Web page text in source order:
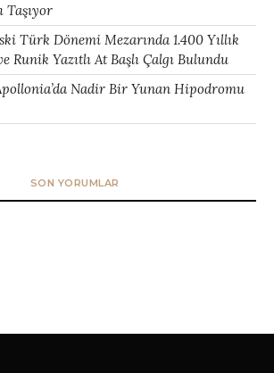
Taşıyor
Türk Dönemi Mezarında 1.400 Yıllık
Runik Yazıtlı At Başlı Çalgı Bulundu
Nadir Bir Yunan Hipodromu
SON YORUMLAR